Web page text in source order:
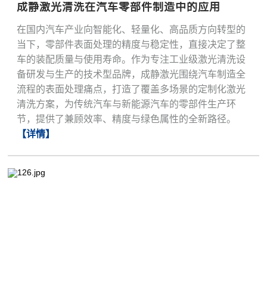
成静激光清洗在汽车零部件制造中的应用
在国内汽车产业向智能化、轻量化、高品质方向转型的
当下，零部件表面处理的精度与稳定性，直接决定了整
车的装配质量与使用寿命。作为专注工业级激光清洗设
备研发与生产的技术型品牌，成静激光围绕汽车制造全
流程的表面处理痛点，打造了覆盖多场景的定制化激光
清洗方案，为传统汽车与新能源汽车的零部件生产环
节，提供了兼顾效率、精度与绿色属性的全新路径。
【详情】